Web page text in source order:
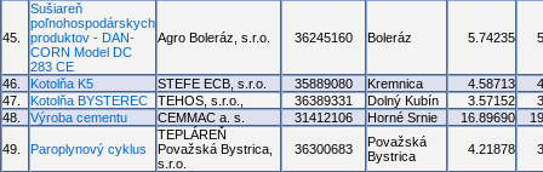
45.
Sušiareň
poľnohospodárskych
produktov - DAN-
CORN Model DC
283 CE
Agro Boleráz, s.r.o. 36245160 Boleráz 5.74235
46. Kotolňa K5 STEFE ECB, s.r.o. 35889080 Kremnica 4.58713
47.
Kotolňa BYSTEREC TEHOS, s.r.o., 36389331 Dolný Kubín 3.57152
48.
Výroba cementu CEMMAC a. s. 31412106 Horné Srnie 16.89690
49. Paroplynový cyklus
TEPLÁREŇ
Považská Bystrica,
s.r.o.
36300683
Považská
Bystrica
4.21878